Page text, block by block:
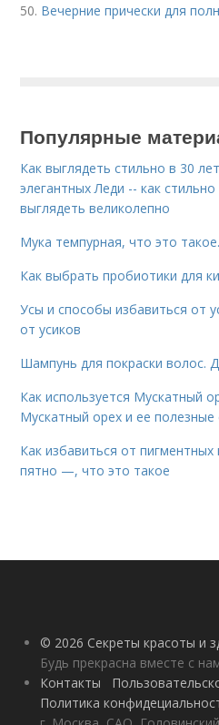
50. Вечерние прически для
Популярные
Как выглядеть стильно в 30
элегантных Леди -- как
выглядеть великолепно
Мука темпурная, что это
Как выбрать пробиотики для
Усы и способы избавиться от
от усиков
Шампунь для покраски волос.
Как используется Мускатный
Мускатный орех и ее полезные
Как избавиться от
пятно —, что это такое
© 2026 Секреты красоты и
Будь прекрасна вместе с
Контакты
Политика